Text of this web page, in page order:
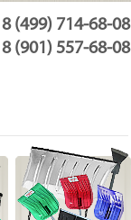
8 (499) 714-68-08
8 (901) 557-68-08